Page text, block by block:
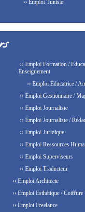
›› Emploi Tunisie
›› Emploi Formation /
Enseignement
›› Emploi Éducatrice /
›› Emploi Gestionnaire /
›› Emploi Journaliste
›› Emploi Journaliste /
›› Emploi Juridique
›› Emploi Ressources
›› Emploi Superviseurs
›› Emploi Traducteur
›› Emploi Architecte
›› Emploi Esthétique / Coiffure
›› Emploi Freelance